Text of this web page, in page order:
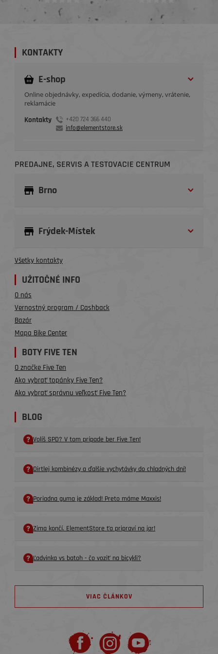
KONTAKTY
E-shop
Online objednávky, expedícia, dodanie, výmeny, vrátenie,
reklamácie
Kontakty
+420 724 366 440
info@elementstore.sk
PREDAJNE, SERVIS A TESTOVACIE CENTRUM
Brno
Frýdek-Místek
Všetky kontakty
UŽITOČNÉ INFO
O nás
Vernostný program / Cashback
Bazár
Mapa Bike Center
BOTY FIVE TEN
O značke Five Ten
Ako vybrať topánky Five Ten?
Ako vybrať správnu veľkosť Five Ten?
BLOG
Volíš SPD? V tom prípade ber Five Ten!
Dirtlej kombinézy a ďalšie vychytávky do chladných dní!
Poriadna guma je základ! Preto máme Maxxis!
Zima končí. ElementStore ťa pripraví na jar!
Ľadvinka vs batoh - čo voziť na bicykli?
VIAC ČLÁNKOV